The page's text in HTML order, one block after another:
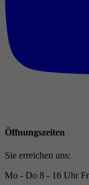
Öffnungszeiten
Sie erreichen uns:
Mo - Do 8 - 16 Uhr Fr